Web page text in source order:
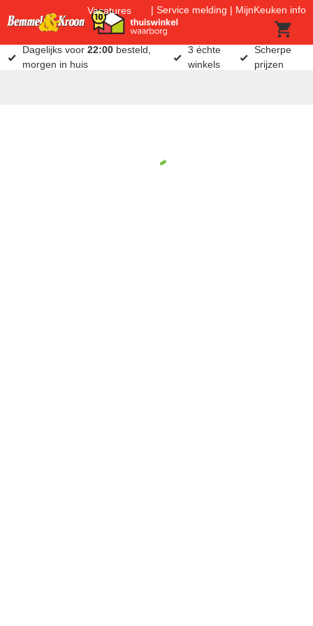
Vacatures Service melding MijnKeuken info
Dagelijks voor22:00 besteld,
morgen in huis
3 échte
winkels
Scherpe
prijzen